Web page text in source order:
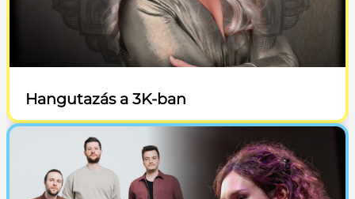
Hangutazás a 3K-ban